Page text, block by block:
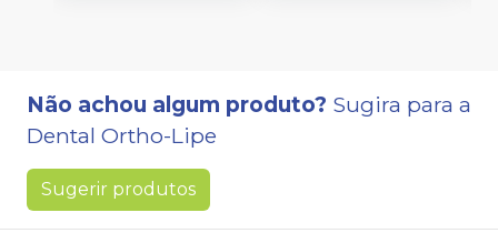
Não achou algum produto? Sugira para a
Dental Ortho-Lipe
Sugerir produtos